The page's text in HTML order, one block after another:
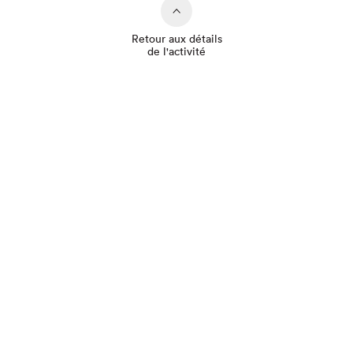
Retour aux détails
de l'activité